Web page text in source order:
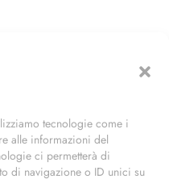
tecnologie come i
alle informazioni del
ci permetterà di
di navigazione o ID unici su
Naviglio (MI)